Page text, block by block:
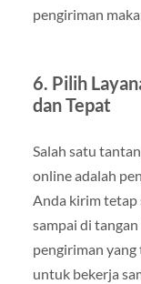
pengiriman
6. Pilih
dan Tepat
Salah satu
online adalah
Anda kirim tetap
sampai di
pengiriman
untuk bekerja